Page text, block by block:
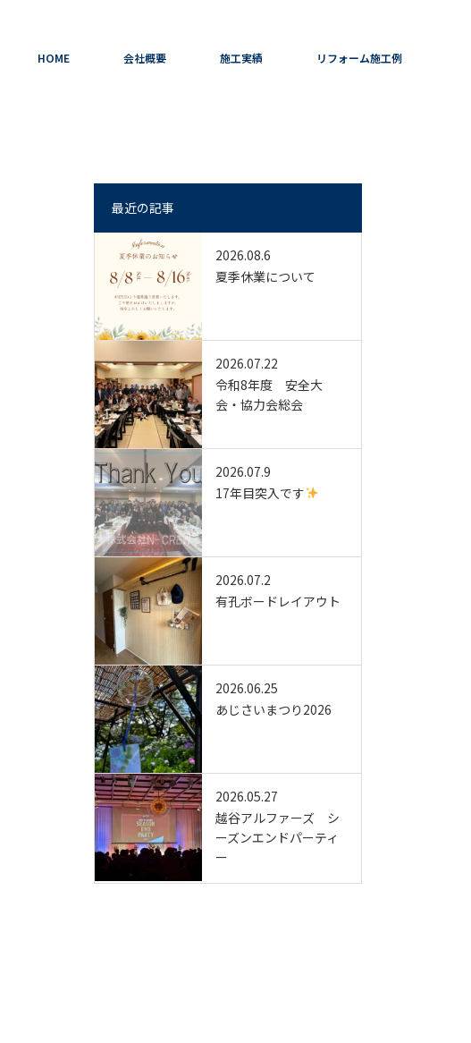
HOME 会社概要 施工実績 リフォーム施工例
最近の記事
2026.08.6
夏季休業について
2026.07.22
令和8年度 安全大
会・協力会総会
2026.07.9
17年目突入です
2026.07.2
有孔ボードレイアウト
2026.06.25
あじさいまつり2026
2026.05.27
越谷アルファーズ シ
ーズンエンドパーティ
ー